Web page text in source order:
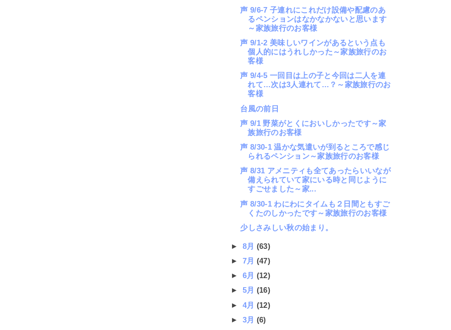
声 9/6-7 子連れにこれだけ設備や配慮のあ
るペンションはなかなかないと思います
～家族旅行のお客様
声 9/1-2 美味しいワインがあるという点も
個人的にはうれしかった～家族旅行のお
客様
声 9/4-5 一回目は上の子と今回は二人を連
れて…次は3人連れて…？～家族旅行のお
客様
台風の前日
声 9/1 野菜がとくにおいしかったです～家
族旅行のお客様
声 8/30-1 温かな気遣いが到るところで感じ
られるペンション～家族旅行のお客様
声 8/31 アメニティも全てあったらいいなが
備えられていて家にいる時と同じように
すごせました～家...
声 8/30-1 わにわにタイムも２日間ともすご
くたのしかったです～家族旅行のお客様
少しさみしい秋の始まり。
► 8月 (63)
► 7月 (47)
► 6月 (12)
► 5月 (16)
► 4月 (12)
► 3月 (6)